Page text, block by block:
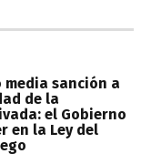
media sanción a
de la
el Gobierno
en la Ley del